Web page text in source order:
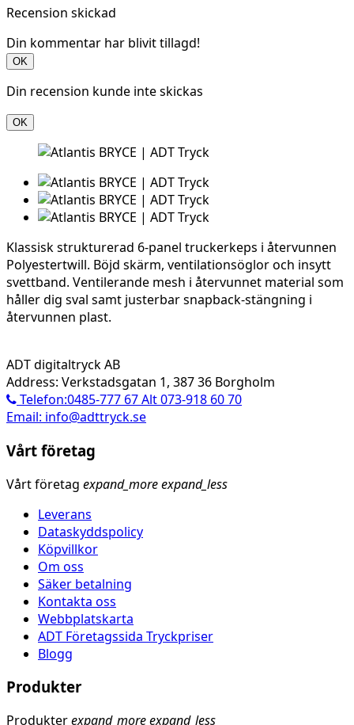
Recension skickad
Din kommentar har blivit tillagd!
OK
Din recension kunde inte skickas
OK
Klassisk strukturerad 6-panel truckerkeps i återvunnen
Polyestertwill. Böjd skärm, ventilationsöglor och insytt
svettband. Ventilerande mesh i återvunnet material som
håller dig sval samt justerbar snapback-stängning i
återvunnen plast.
ADT digitaltryck AB
Address: Verkstadsgatan 1, 387 36 Borgholm
Telefon:0485-777 67 Alt 073-918 60 70
Email: info@adttryck.se
Vårt företag
Vårt företag expand_moreexpand_less
Leverans
Dataskyddspolicy
Köpvillkor
Om oss
Säker betalning
Kontakta oss
Webbplatskarta
ADT Företagssida Tryckpriser
Blogg
Produkter
Produkterexpand_moreexpand_less